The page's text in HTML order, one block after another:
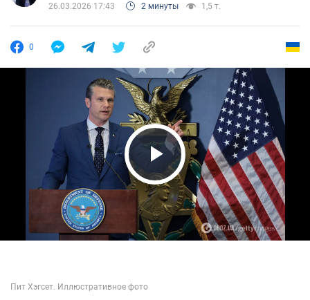
26.03.2026 17:43 2 минуты 1,5 т.
0
Play Video